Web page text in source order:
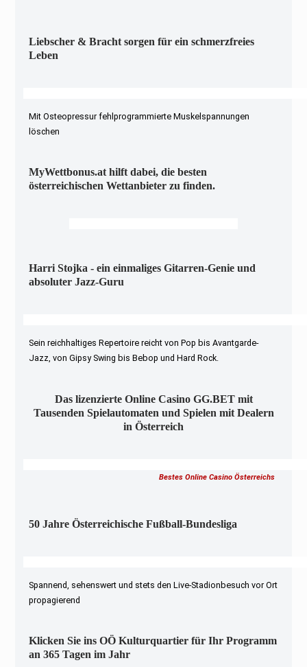
Liebscher & Bracht sorgen für ein schmerzfreies
Leben
Mit Osteopressur fehlprogrammierte Muskelspannungen
löschen
MyWettbonus.at hilft dabei, die besten
österreichischen Wettanbieter zu finden.
Harri Stojka - ein einmaliges Gitarren-Genie und
absoluter Jazz-Guru
Sein reichhaltiges Repertoire reicht von Pop bis Avantgarde-
Jazz, von Gipsy Swing bis Bebop und Hard Rock.
Das lizenzierte Online Casino GG.BET mit
Tausenden Spielautomaten und Spielen mit Dealern
in Österreich
Bestes Online Casino Österreichs
50 Jahre Österreichische Fußball-Bundesliga
Spannend, sehenswert und stets den Live-Stadionbesuch vor Ort
propagierend
Klicken Sie ins OÖ Kulturquartier für Ihr Programm
an 365 Tagen im Jahr